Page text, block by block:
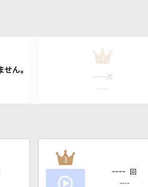
3
---- 点
----
3
---- 回
----